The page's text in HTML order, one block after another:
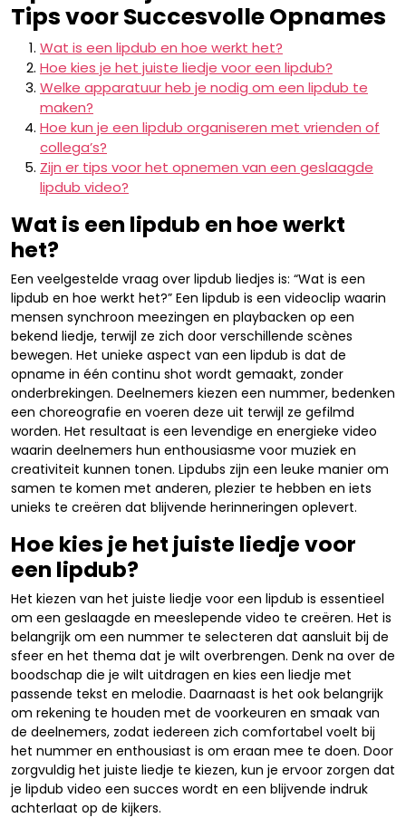
Tips voor Succesvolle Opnames
Wat is een lipdub en hoe werkt het?
Hoe kies je het juiste liedje voor een lipdub?
Welke apparatuur heb je nodig om een lipdub te
maken?
Hoe kun je een lipdub organiseren met vrienden of
collega’s?
Zijn er tips voor het opnemen van een geslaagde
lipdub video?
Wat is een lipdub en hoe werkt
het?
Een veelgestelde vraag over lipdub liedjes is: “Wat is een
lipdub en hoe werkt het?” Een lipdub is een videoclip waarin
mensen synchroon meezingen en playbacken op een
bekend liedje, terwijl ze zich door verschillende scènes
bewegen. Het unieke aspect van een lipdub is dat de
opname in één continu shot wordt gemaakt, zonder
onderbrekingen. Deelnemers kiezen een nummer, bedenken
een choreografie en voeren deze uit terwijl ze gefilmd
worden. Het resultaat is een levendige en energieke video
waarin deelnemers hun enthousiasme voor muziek en
creativiteit kunnen tonen. Lipdubs zijn een leuke manier om
samen te komen met anderen, plezier te hebben en iets
unieks te creëren dat blijvende herinneringen oplevert.
Hoe kies je het juiste liedje voor
een lipdub?
Het kiezen van het juiste liedje voor een lipdub is essentieel
om een geslaagde en meeslepende video te creëren. Het is
belangrijk om een nummer te selecteren dat aansluit bij de
sfeer en het thema dat je wilt overbrengen. Denk na over de
boodschap die je wilt uitdragen en kies een liedje met
passende tekst en melodie. Daarnaast is het ook belangrijk
om rekening te houden met de voorkeuren en smaak van
de deelnemers, zodat iedereen zich comfortabel voelt bij
het nummer en enthousiast is om eraan mee te doen. Door
zorgvuldig het juiste liedje te kiezen, kun je ervoor zorgen dat
je lipdub video een succes wordt en een blijvende indruk
achterlaat op de kijkers.